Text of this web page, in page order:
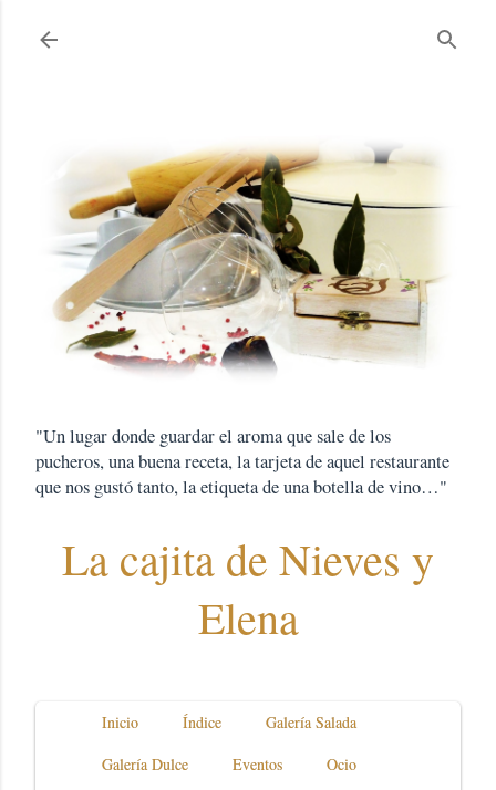
"Un lugar donde guardar el aroma que sale de los
pucheros, una buena receta, la tarjeta de aquel restaurante
que nos gustó tanto, la etiqueta de una botella de vino…"
La cajita de Nieves y
Elena
Inicio Índice
Galería Salada
Galería Dulce
Eventos
Ocio